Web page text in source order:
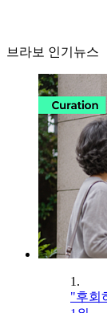
브라보 인기뉴스
1.
"후회